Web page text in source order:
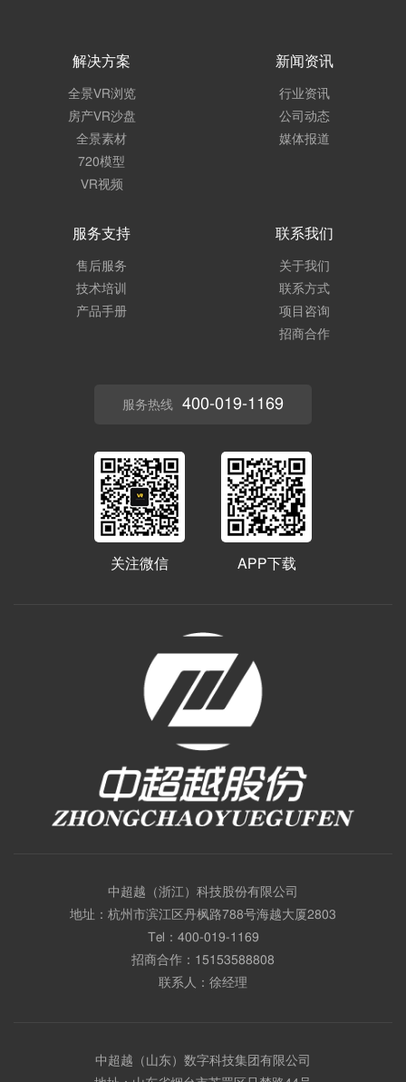
解决方案
全景VR浏览
房产VR沙盘
全景素材
720模型
VR视频
新闻资讯
行业资讯
公司动态
媒体报道
服务支持
售后服务
技术培训
产品手册
联系我们
关于我们
联系方式
项目咨询
招商合作
服务热线 400-019-1169
关注微信 APP下载
中超越（浙江）科技股份有限公司
地址：杭州市滨江区丹枫路788号海越大厦2803
Tel： 400-019-1169
招商合作： 15153588808
联系人：徐经理
中超越（山东）数字科技集团有限公司